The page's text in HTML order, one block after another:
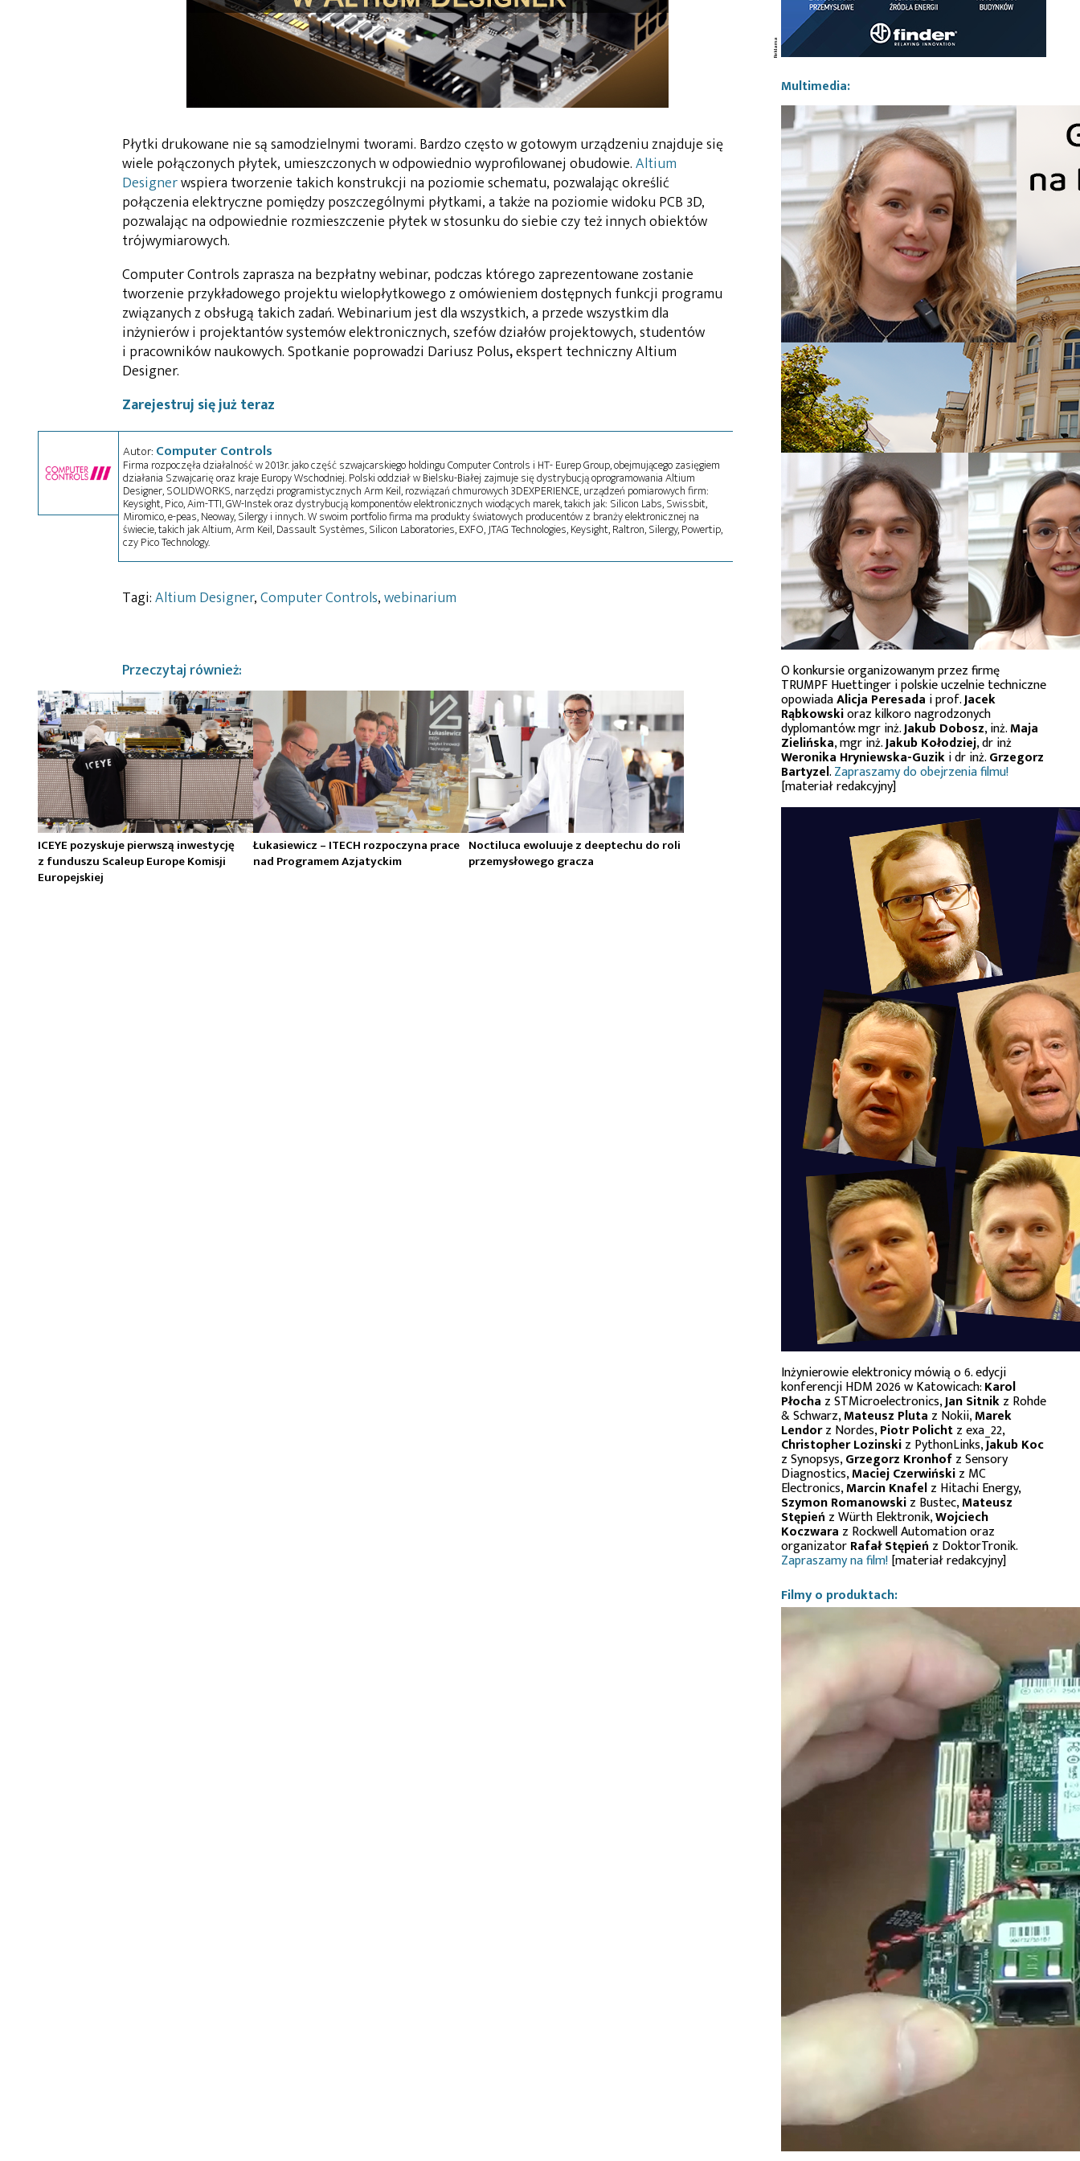
Płytki drukowane nie są samodzielnymi tworami. Bardzo często w gotowym urządzeniu znajduje się
wiele połączonych płytek, umieszczonych w odpowiednio wyprofilowanej obudowie.Altium
Designerwspiera tworzenie takich konstrukcji na poziomie schematu, pozwalając określić
połączenia elektryczne pomiędzy poszczególnymi płytkami, a także na poziomie widoku PCB 3D,
pozwalając na odpowiednie rozmieszczenie płytek w stosunku do siebie czy też innych obiektów
trójwymiarowych.
Computer Controls zaprasza na bezpłatny webinar, podczas którego zaprezentowane zostanie
tworzenie przykładowego projektu wielopłytkowego z omówieniem dostępnych funkcji programu
związanych z obsługą takich zadań. Webinarium jest dla wszystkich, a przede wszystkim dla
inżynierów i projektantów systemów elektronicznych, szefów działów projektowych, studentów
i pracowników naukowych. Spotkanie poprowadzi Dariusz Polus,ekspert techniczny Altium
Designer.
Zarejestruj się już teraz
Autor: Computer Controls
Firma rozpoczęła działalność w 2013r. jako część szwajcarskiego holdingu Computer Controls i HT- Eurep Group, obejmującego zasięgiem
działania Szwajcarię oraz kraje Europy Wschodniej. Polski oddział w Bielsku-Białej zajmuje się dystrybucją oprogramowania Altium
Designer, SOLIDWORKS, narzędzi programistycznych Arm Keil, rozwiązań chmurowych 3DEXPERIENCE, urządzeń pomiarowych firm:
Keysight, Pico, Aim-TTI, GW-Instek oraz dystrybucją komponentów elektronicznych wiodących marek, takich jak: Silicon Labs, Swissbit,
Miromico, e-peas, Neoway, Silergy i innych. W swoim portfolio firma ma produkty światowych producentów z branży elektronicznej na
świecie, takich jak Altium, Arm Keil, Dassault Systèmes, Silicon Laboratories, EXFO, JTAG Technologies, Keysight, Raltron, Silergy, Powertip,
czy Pico Technology.
Tagi:Altium Designer,Computer Controls,webinarium
Przeczytaj również:
ICEYE pozyskuje pierwszą inwestycję
z funduszu Scaleup Europe Komisji
Europejskiej
Łukasiewicz – ITECH rozpoczyna prace
nad Programem Azjatyckim
Noctiluca ewoluuje z deeptechu do roli
przemysłowego gracza
Multimedia:
O konkursie organizowanym przez firmę
TRUMPF Huettinger i polskie uczelnie techniczne
opowiadaAlicja Peresada i prof.Jacek
Rąbkowskioraz kilkoro nagrodzonych
dyplomantów: mgr inż.Jakub Dobosz, inż.Maja
Zielińska, mgr inż.Jakub Kołodziej, dr inż
Weronika Hryniewska-Guziki dr inż.Grzegorz
Bartyzel.Zapraszamy do obejrzenia filmu!
[materiał redakcyjny]
Inżynierowie elektronicy mówią o 6. edycji
konferencji HDM 2026 w Katowicach:Karol
Płocha z STMicroelectronics,Jan Sitnikz Rohde
& Schwarz,Mateusz Pluta z Nokii,Marek
Lendorz Nordes,Piotr Polichtz exa_22,
Christopher Lozinskiz PythonLinks,Jakub Koc
z Synopsys,Grzegorz Kronhofz Sensory
Diagnostics,Maciej Czerwińskiz MC
Electronics,Marcin Knafelz Hitachi Energy,
Szymon Romanowskiz Bustec,Mateusz
Stępień z Würth Elektronik,Wojciech
Koczwara z Rockwell Automation oraz
organizatorRafał Stępień z DoktorTronik.
Zapraszamy na film![materiał redakcyjny]
Filmy o produktach: